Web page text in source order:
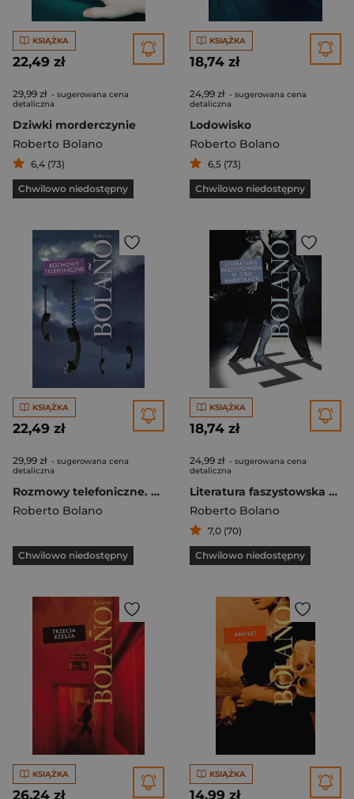
KSIĄŻKA
22,49 zł
29,99 zł - sugerowana cena
detaliczna
Dziwki morderczynie
Roberto Bolano
6,4 (73)
Chwilowo niedostępny
KSIĄŻKA
18,74 zł
24,99 zł - sugerowana cena
detaliczna
Lodowisko
Roberto Bolano
6,5 (73)
Chwilowo niedostępny
KSIĄŻKA
22,49 zł
29,99 zł - sugerowana cena
detaliczna
Rozmowy telefoniczne. Opowiadania
Roberto Bolano
Chwilowo niedostępny
KSIĄŻKA
18,74 zł
24,99 zł - sugerowana cena
detaliczna
Literatura faszystowska w obu Amerykach
Roberto Bolano
7,0 (70)
Chwilowo niedostępny
KSIĄŻKA
26,24 zł
KSIĄŻKA
14,99 zł